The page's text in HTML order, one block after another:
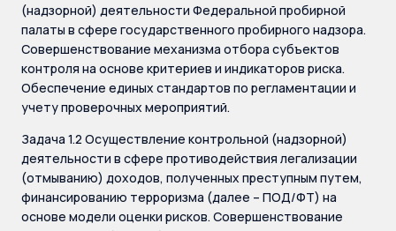
(надзорной) деятельности Федеральной пробирной
палаты в сфере государственного пробирного надзора.
Совершенствование механизма отбора субъектов
контроля на основе критериев и индикаторов риска.
Обеспечение единых стандартов по регламентации и
учету проверочных мероприятий.
Задача 1.2 Осуществление контрольной (надзорной)
деятельности в сфере противодействия легализации
(отмыванию) доходов, полученных преступным путем,
финансированию терроризма (далее – ПОД/ФТ) на
основе модели оценки рисков. Совершенствование